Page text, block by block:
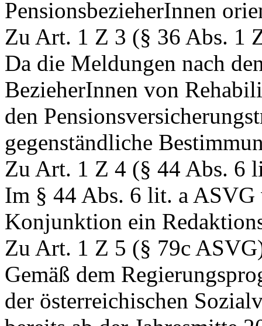
PensionsbezieherInnen
Zu Art. 1 Z 3 (§ 36 Abs. 1
Da die Meldungen nach
BezieherInnen von
den
gegenständliche
Zu Art. 1 Z 4 (§ 44 Abs. 6
Im § 44 Abs. 6 lit. a
Konjunktion ein
Zu Art. 1 Z 5 (§ 79c
Gemäß dem
der österreichischen